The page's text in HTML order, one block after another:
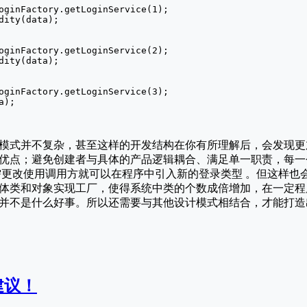
式并不复杂，甚⾄这样的开发结构在你有所理解后，会发现
点；避免创建者与具体的产品逻辑耦合、满⾜单⼀职责，每
改使⽤调⽤⽅就可以在程序中引⼊新的登录类型 。但这样也
类和对象实现工厂，使得系统中类的个数成倍增加，在一定
不是什么好事。所以还需要与其他设计模式相结合，才能打
！